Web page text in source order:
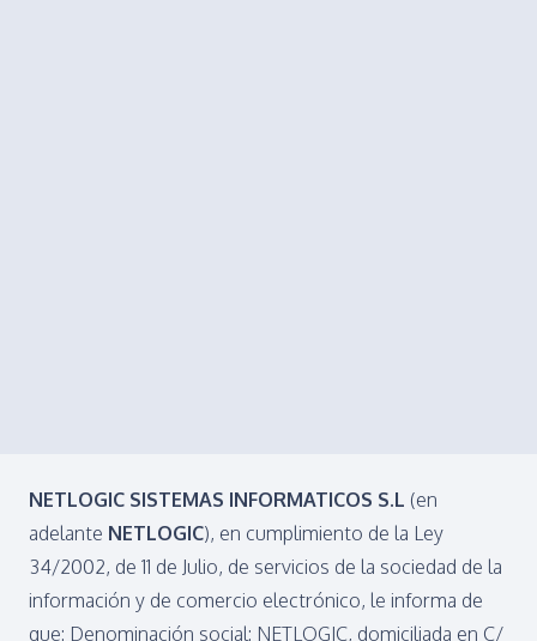
NETLOGIC SISTEMAS INFORMATICOS S.L (en
adelante NETLOGIC), en cumplimiento de la Ley
34/2002, de 11 de Julio, de servicios de la sociedad de la
información y de comercio electrónico, le informa de
que: Denominación social: NETLOGIC, domiciliada en C/